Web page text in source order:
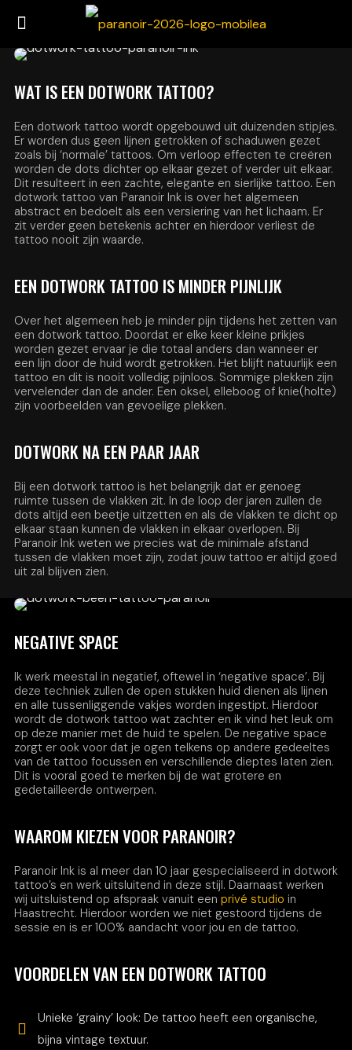
WAT IS EEN DOTWORK TATTOO?
Een dotwork tattoo wordt opgebouwd uit duizenden stipjes.
Er worden dus geen lijnen getrokken of schaduwen gezet
zoals bij ‘normale’ tattoos. Om verloop effecten te creëren
worden de dots dichter op elkaar gezet of verder uit elkaar.
Dit resulteert in een zachte, elegante en sierlijke tattoo. Een
dotwork tattoo van Paranoir Ink is over het algemeen
abstract en bedoelt als een versiering van het lichaam. Er
zit verder geen betekenis achter en hierdoor verliest de
tattoo nooit zijn waarde.
EEN DOTWORK TATTOO IS MINDER PIJNLIJK
Over het algemeen heb je minder pijn tijdens het zetten van
een dotwork tattoo. Doordat er elke keer kleine prikjes
worden gezet ervaar je die totaal anders dan wanneer er
een lijn door de huid wordt getrokken. Het blijft natuurlijk een
tattoo en dit is nooit volledig pijnloos. Sommige plekken zijn
vervelender dan de ander. Een oksel, elleboog of knie(holte)
zijn voorbeelden van gevoelige plekken.
DOTWORK NA EEN PAAR JAAR
Bij een dotwork tattoo is het belangrijk dat er genoeg
ruimte tussen de vlakken zit. In de loop der jaren zullen de
dots altijd een beetje uitzetten en als de vlakken te dicht op
elkaar staan kunnen de vlakken in elkaar overlopen. Bij
Paranoir Ink weten we precies wat de minimale afstand
tussen de vlakken moet zijn, zodat jouw tattoo er altijd goed
uit zal blijven zien.
NEGATIVE SPACE
Ik werk meestal in negatief, oftewel in ‘negative space’. Bij
deze techniek zullen de open stukken huid dienen als lijnen
en alle tussenliggende vakjes worden ingestipt. Hierdoor
wordt de dotwork tattoo wat zachter en ik vind het leuk om
op deze manier met de huid te spelen. De negative space
zorgt er ook voor dat je ogen telkens op andere gedeeltes
van de tattoo focussen en verschillende dieptes laten zien.
Dit is vooral goed te merken bij de wat grotere en
gedetailleerde ontwerpen.
WAAROM KIEZEN VOOR PARANOIR?
Paranoir Ink is al meer dan 10 jaar gespecialiseerd in dotwork
tattoo’s en werk uitsluitend in deze stijl. Daarnaast werken
wij uitsluistend op afspraak vanuit een privé studio in
Haastrecht. Hierdoor worden we niet gestoord tijdens de
sessie en is er 100% aandacht voor jou en de tattoo.
VOORDELEN VAN EEN DOTWORK TATTOO
Unieke ‘grainy’ look: De tattoo heeft een organische,
bijna vintage textuur.